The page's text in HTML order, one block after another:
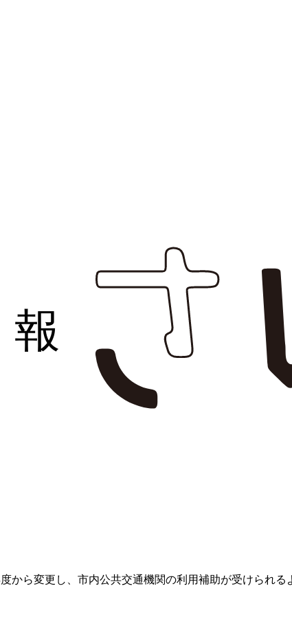
ら変更し、市内公共交通機関の利用補助が受けられる